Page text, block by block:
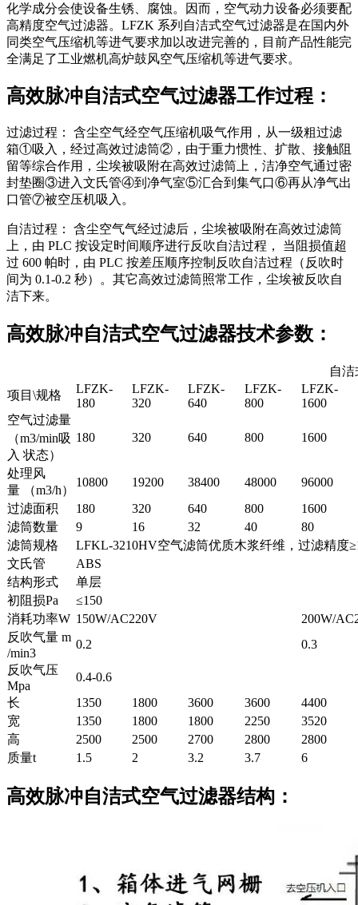
化学成分会使设备生锈、腐蚀。因而，空气动力设备必须要配
高精度空气过滤器。LFZK 系列自洁式空气过滤器是在国内外
同类空气压缩机等进气要求加以改进完善的，目前产品性能完
全满足了工业燃机高炉鼓风空气压缩机等进气要求。
高效脉冲自洁式空气过滤器工作过程：
过滤过程： 含尘空气经空气压缩机吸气作用，从一级粗过滤
箱①吸入，经过高效过滤筒②，由于重力惯性、扩散、接触阻
留等综合作用，尘埃被吸附在高效过滤筒上，洁净空气通过密
封垫圈③进入文氏管④到净气室⑤汇合到集气口⑥再从净气出
口管⑦被空压机吸入。
自洁过程： 含尘空气气经过滤后，尘埃被吸附在高效过滤筒
上，由 PLC 按设定时间顺序进行反吹自洁过程， 当阻损值超
过 600 帕时，由 PLC 按差压顺序控制反吹自洁过程（反吹时
间为 0.1-0.2 秒）。其它高效过滤筒照常工作，尘埃被反吹自
洁下来。
高效脉冲自洁式空气过滤器技术参数：
自
项目\规格
LFZK-
180
LFZK-
320
LFZK-
640
LFZK-
800
LFZK-
1600
空气过滤量
180
320 640 800 1600
（m3/min吸
入 状态）
处理风
量 （m3/h）
10800 19200 38400 48000
96000
过滤面积
180 320 640 800
1600
滤筒数量
9 16 32 40
80
滤筒规格
LFKL-3210HV空气滤筒优质木浆纤维，过滤精度
文氏管
ABS
结构形式
单层
初阻损Pa
≤150
消耗功率W 150W/AC220V
200W/
反吹气量 m
/min3
0.2
0.3
反吹气压
Mpa
0.4-0.6
长
1350 1800 3600 3600
4400
宽
1350 1800 1800 2250
3520
高
2500 2500 2700 2800
2800
质量t
1.5 2 3.2 3.7 6
高效脉冲自洁式空气过滤器结构：